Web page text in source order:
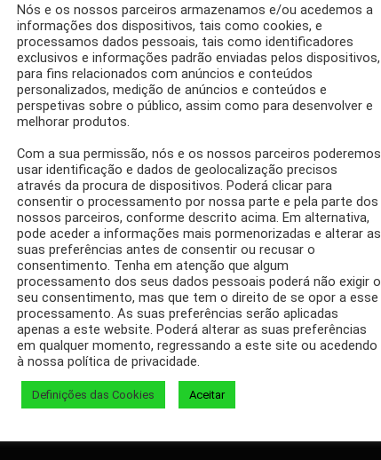
BULAS MARCAS
Óleo de Fígado de
Facebook Twitter
Nós e os nossos parceiros armazenamos e/ou acedemos a
informações dos dispositivos, tais como cookies, e
processamos dados pessoais, tais como identificadores
exclusivos e informações padrão enviadas pelos dispositivos,
para fins relacionados com anúncios e conteúdos
personalizados, medição de anúncios e conteúdos e
perspetivas sobre o público, assim como para desenvolver e
melhorar produtos.
Com a sua permissão, nós e os nossos parceiros poderemos
usar identificação e dados de geolocalização precisos
através da procura de dispositivos. Poderá clicar para
consentir o processamento por nossa parte e pela parte dos
nossos parceiros, conforme descrito acima. Em alternativa,
pode aceder a informações mais pormenorizadas e alterar as
suas preferências antes de consentir ou recusar o
consentimento. Tenha em atenção que algum
processamento dos seus dados pessoais poderá não exigir o
seu consentimento, mas que tem o direito de se opor a esse
processamento. As suas preferências serão aplicadas
apenas a este website. Poderá alterar as suas preferências
em qualquer momento, regressando a este site ou acedendo
à nossa política de privacidade.
Definições das Cookies Aceitar